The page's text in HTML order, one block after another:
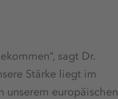
sagt Dr.
Stärke liegt im
unserem europäischen